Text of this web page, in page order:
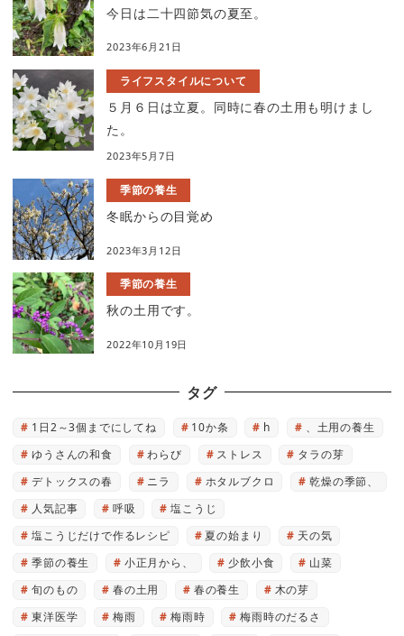
今日は二十四節気の夏至。
2023年6月21日
ライフスタイルについて
５月６日は立夏。同時に春の土用も明けまし
た。
2023年5月7日
季節の養生
冬眠からの目覚め
2023年3月12日
季節の養生
秋の土用です。
2022年10月19日
タグ
1日2～3個までにしてね 10か条 h
、土用の養生
ゆうさんの和食
わらび ストレス
タラの芽
デトックスの春
ニラ ホタルブクロ
乾燥の季節、
人気記事
呼吸
塩こうじ
塩こうじだけで作るレシピ
夏の始まり
天の気
季節の養生
小正月から、 少飲小食
山菜
旬のもの
春の土用 春の養生
木の芽
東洋医学
梅雨 梅雨時 梅雨時のだるさ